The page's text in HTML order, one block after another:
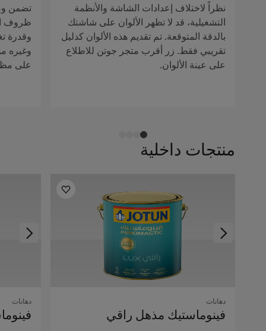
نظراً لاختلاف إعدادات الشاشة والأنظمة
التشغيلية، قد لا تظهر الألوان على شاشتك
بالدقة المتوقعة. تم تقديم هذه الألوان كدليل
تقريبي فقط. زر أقرب متجر جوتن للاطلاع
على عينة الألوان.
تضمن
ظروف
وقدرة
وغيره
على
منتجات داخلية
دهانات
فينوماستيك مذهل راقي
دهانات